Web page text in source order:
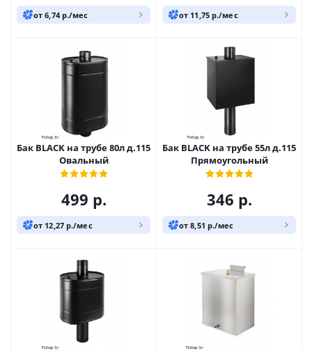
от 6,74 р./мес от 11,75 р./мес
Бак BLACK на трубе 80л д.115
Овальный
499 р.
от 12,27 р./мес
Бак BLACK на трубе 55л д.115
Прямоугольный
346 р.
от 8,51 р./мес